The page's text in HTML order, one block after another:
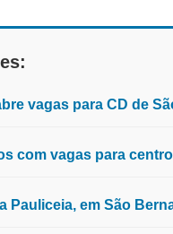
vagas para CD de
com vagas para
Pauliceia, em São